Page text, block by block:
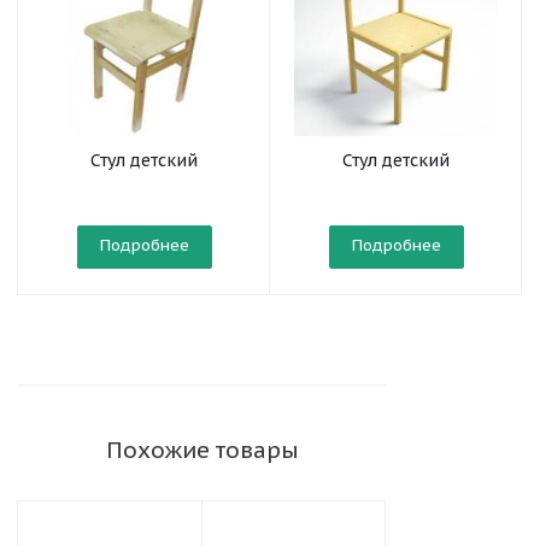
Стул детский
Подробнее
Стул детский
Подробнее
Похожие товары